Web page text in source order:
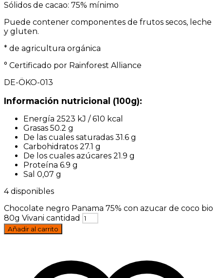
Sólidos de cacao: 75% mínimo
Puede contener componentes de frutos secos, leche
y gluten.
* de agricultura orgánica
° Certificado por Rainforest Alliance
DE-ÖKO-013
Información nutricional (100g):
Energía 2523 kJ / 610 kcal
Grasas 50.2 g
De las cuales saturadas 31.6 g
Carbohidratos 27.1 g
De los cuales azúcares 21.9 g
Proteína 6.9 g
Sal 0,07 g
4 disponibles
Chocolate negro Panama 75% con azucar de coco bio
80g Vivani cantidad
Añadir al carrito